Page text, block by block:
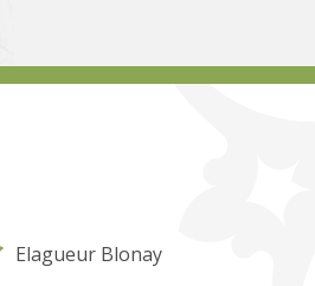
Elagueur Blonay